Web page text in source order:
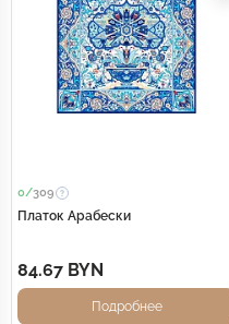
0/309
Платок Арабески
84.67 BYN
Подробнее